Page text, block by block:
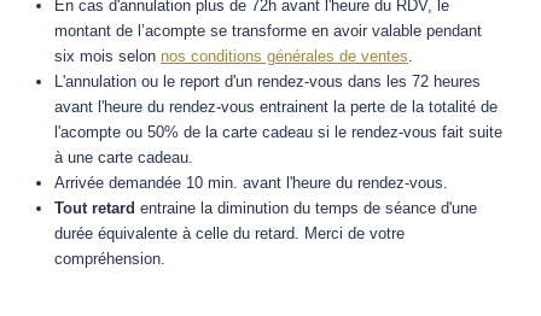
En cas d'annulation plus de 72h avant l'heure du RDV, le
montant de l’acompte se transforme en avoir valable pendant
six mois selon nos conditions générales de ventes
L'annulation ou le report d'un rendez-vous dans les 72 heures
avant l'heure du rendez-vous entrainent la perte de la totalité de
l'acompte ou 50% de la carte cadeau si le rendez-vous fait suite
à une carte cadeau.
Arrivée demandée 10 min. avant l'heure du rendez-vous.
Tout retard entraine la diminution du temps de séance d'une
durée équivalente à celle du retard. Merci de votre
compréhension.